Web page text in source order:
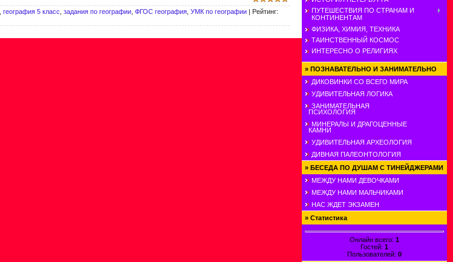
география 5 класс задания по географии ФГОС география УМК по географии | Рейтинг:
ПУТЕШЕСТВИЯ ПО СТРАНАМ И
КОНТИНЕНТАМ
ФИЗИКА, ХИМИЯ, ТЕХНИКА
ТАИНСТВЕННЫЙ КОСМОС
ИНТЕРЕСНО О РЕЛИГИЯХ
» ПОЗНАВАТЕЛЬНО И ЗАНИМАТЕЛЬНО
ДИКОВИНКИ СО ВСЕГО МИРА
УДИВИТЕЛЬНАЯ ЛОГИКА
ЗАНИМАТЕЛЬНАЯ
ПСИХОЛОГИЯ
МИНЕРАЛЫ И ДРАГОЦЕННЫЕ
КАМНИ
УДИВИТЕЛЬНАЯ АРХЕОЛОГИЯ
ДИВНАЯ ПАЛЕОНТОЛОГИЯ
» БЕСЕДА ПО ДУШАМ С ТИНЕЙДЖЕРАМИ
МЕЖДУ НАМИ ДЕВОЧКАМИ
МЕЖДУ НАМИ МАЛЬЧИКАМИ
НАС ЖДЕТ ЭКЗАМЕН
» Статистика
Онлайн всего: 1
Гостей: 1
Пользователей: 0